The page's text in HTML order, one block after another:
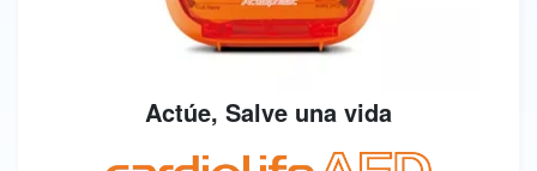
Actúe, Salve una vida